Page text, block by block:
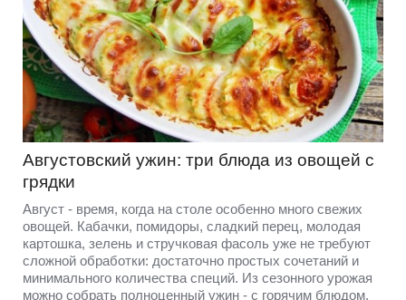
Августовский ужин: три блюда из овощей с
грядки
Август - время, когда на столе особенно много свежих
овощей. Кабачки, помидоры, сладкий перец, молодая
картошка, зелень и стручковая фасоль уже не требуют
сложной обработки: достаточно простых сочетаний и
минимального количества специй. Из сезонного урожая
можно собрать полноценный ужин - с горячим блюдом,